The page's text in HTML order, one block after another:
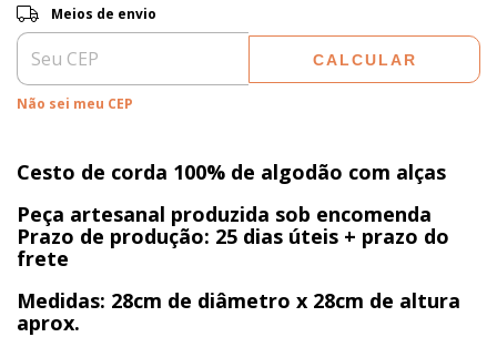
Entregas para o CEP:
Meios de envio
CALCULAR
Não sei meu CEP
Cesto de corda 100% de algodão com alças
Peça artesanal produzida sob encomenda
Prazo de produção: 25 dias úteis + prazo do
frete
Medidas: 28cm de diâmetro x 28cm de altura
aprox.